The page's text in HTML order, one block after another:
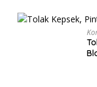
Tolak